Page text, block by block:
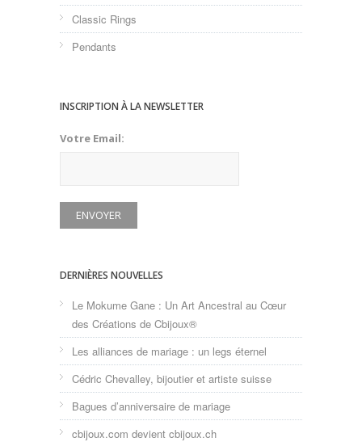
Classic Rings
Pendants
INSCRIPTION À LA NEWSLETTER
Votre Email:
DERNIÈRES NOUVELLES
Le Mokume Gane : Un Art Ancestral au Cœur
des Créations de Cbijoux®
Les alliances de mariage : un legs éternel
Cédric Chevalley, bijoutier et artiste suisse
Bagues d’anniversaire de mariage
cbijoux.com devient cbijoux.ch